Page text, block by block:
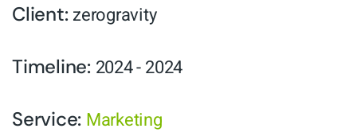
Client:zerogravity
Timeline: 2024 - 2024
Service: Marketing